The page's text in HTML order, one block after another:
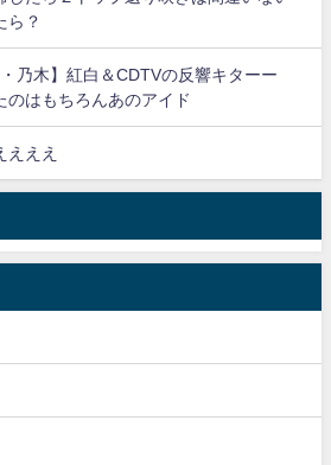
ら？
乃木】紅白＆CDTVの反響キターー
のはもちろんあのアイド
えええ